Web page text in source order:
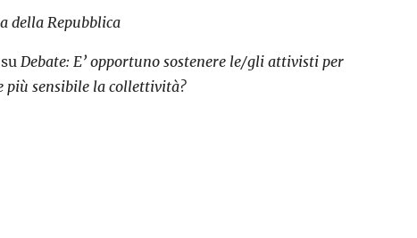
della Repubblica
Debate: E’ opportuno sostenere le/gli attivisti per
più sensibile la collettività?